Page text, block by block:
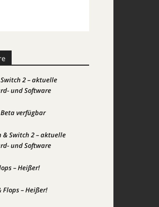
2 – aktuelle
und Software
verfügbar
& Switch 2 – aktuelle
und Software
– Heißer!
Flops – Heißer!